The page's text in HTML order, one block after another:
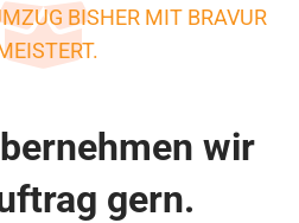
BISHER MIT BRAVUR
wir
gern.